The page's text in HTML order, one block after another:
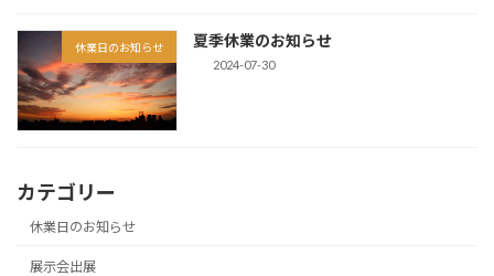
休業日のお知らせ 夏季休業のお知らせ
2024-07-30
カテゴリー
休業日のお知らせ
展示会出展